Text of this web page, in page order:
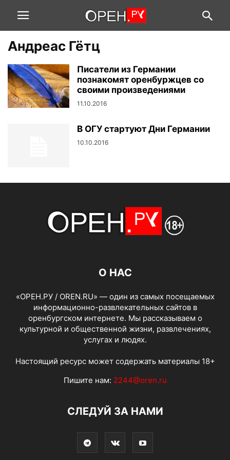
Андреас Гётц
Писатели из Германии
познакомят оренбуржцев со
своими произведениями
11.10.2016
В ОГУ стартуют Дни Германии
10.10.2016
О НАС
«ОРЕН.РУ / OREN.RU» — один из самых посещаемых
информационно-развлекательных сайтов в
оренбургском интернете. Мы рассказываем о
культурной и общественной жизни, развлечениях,
услугах и людях.
Настоящий ресурс может содержать материалы 18+
Пишите нам: 2244@oren.ru
СЛЕДУЙ ЗА НАМИ